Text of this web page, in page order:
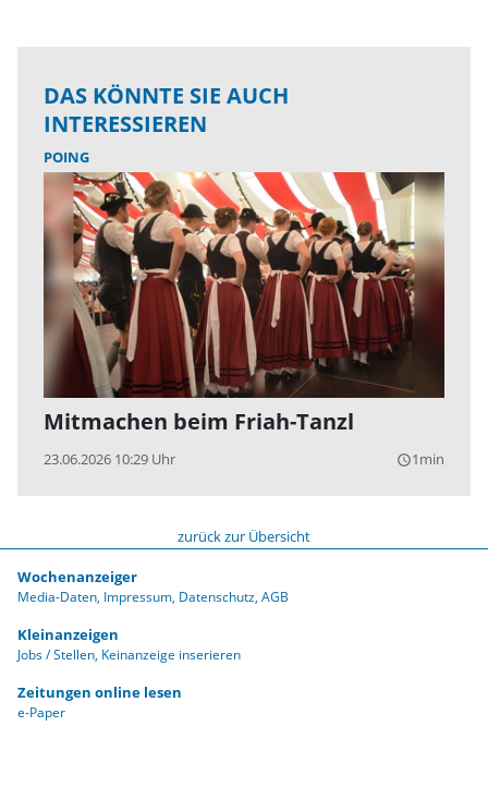
DAS KÖNNTE SIE AUCH
INTERESSIEREN
POING
Mitmachen beim Friah-Tanzl
23.06.2026 10:29 Uhr query_builder1min
zurück zur Übersicht
Wochenanzeiger
Media-Daten Impressum Datenschutz AGB
Kleinanzeigen
Jobs / Stellen Keinanzeige inserieren
Zeitungen online lesen
e-Paper